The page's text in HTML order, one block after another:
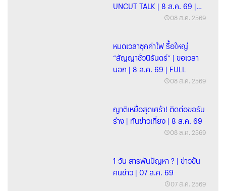
UNCUT TALK | 8 ส.ค. 69 |
08 ส.ค. 2569
หมดเวลาซุกค่าไฟ รื้อใหญ่
“สัญญาชั่วนิรันดร์” | ขอเวลา
นอก | 8 ส.ค. 69 | FULL
08 ส.ค. 2569
ญาติเหยื่อสุดเศร้า! ติดต่อขอรับ
ร่าง | ทันข่าวเที่ยง | 8 ส.ค. 69
08 ส.ค. 2569
1 วัน สารพันปัญหา ? | ข่าวข้น
คนข่าว | 07 ส.ค. 69
07 ส.ค. 2569